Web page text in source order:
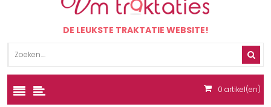
DE LEUKSTE TRAKTATIE WEBSITE!
0 artikel(en)